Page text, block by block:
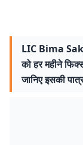
LIC Bima
को हर महीने
जानिए इसकी